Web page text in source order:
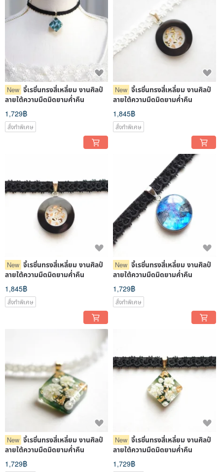
New จี้เรซิ่นทรงสี่เหลี่ยม งานศิลป์
ลายใต้ความมืดมิดยามค่ำคืน
1,729฿
สั่งทำพิเศษ
New จี้เรซิ่นทรงสี่เหลี่ยม งานศิลป์
ลายใต้ความมืดมิดยามค่ำคืน
1,845฿
สั่งทำพิเศษ
New จี้เรซิ่นทรงสี่เหลี่ยม งานศิลป์
ลายใต้ความมืดมิดยามค่ำคืน
1,845฿
สั่งทำพิเศษ
New จี้เรซิ่นทรงสี่เหลี่ยม งานศิลป์
ลายใต้ความมืดมิดยามค่ำคืน
1,729฿
สั่งทำพิเศษ
New จี้เรซิ่นทรงสี่เหลี่ยม งานศิลป์
ลายใต้ความมืดมิดยามค่ำคืน
1,729฿
New จี้เรซิ่นทรงสี่เหลี่ยม งานศิลป์
ลายใต้ความมืดมิดยามค่ำคืน
1,729฿